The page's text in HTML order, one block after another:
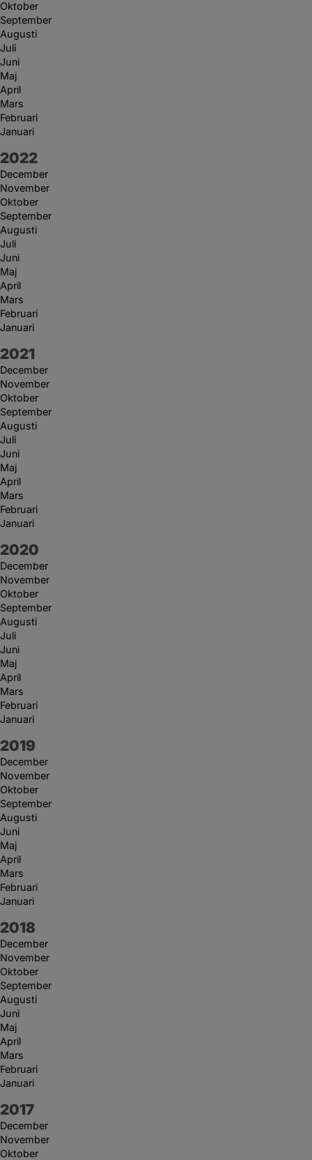
Oktober
September
Augusti
Juli
Juni
Maj
April
Mars
Februari
Januari
År:
2022
December
November
Oktober
September
Augusti
Juli
Juni
Maj
April
Mars
Februari
Januari
År:
2021
December
November
Oktober
September
Augusti
Juli
Juni
Maj
April
Mars
Februari
Januari
År:
2020
December
November
Oktober
September
Augusti
Juli
Juni
Maj
April
Mars
Februari
Januari
År:
2019
December
November
Oktober
September
Augusti
Juni
Maj
April
Mars
Februari
Januari
År:
2018
December
November
Oktober
September
Augusti
Juni
Maj
April
Mars
Februari
Januari
År:
2017
December
November
Oktober